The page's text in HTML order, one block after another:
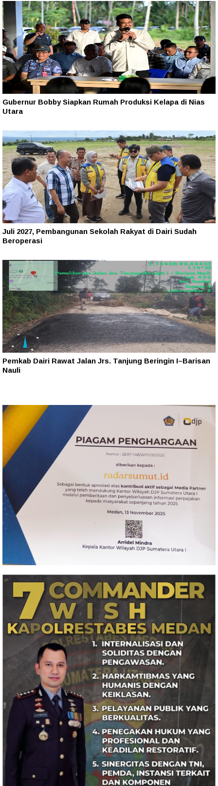
Gubernur Bobby Siapkan Rumah Produksi Kelapa di Nias
Utara
Juli 2027, Pembangunan Sekolah Rakyat di Dairi Sudah
Beroperasi
Pemkab Dairi Rawat Jalan Jrs. Tanjung Beringin I–Barisan
Nauli